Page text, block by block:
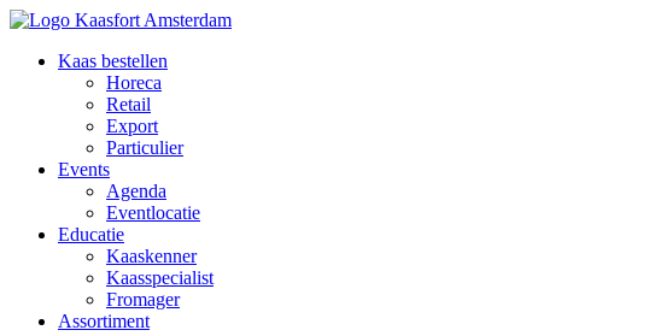
Kaas bestellen
Horeca
Retail
Export
Particulier
Events
Agenda
Eventlocatie
Educatie
Kaaskenner
Kaasspecialist
Fromager
Assortiment